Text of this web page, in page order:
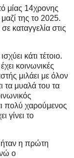
μίας 14χρονης
της το 2025.
καταγγελία στις
κάτι τέτοιο.
κοινωνικές
μιλάει με όλον
τα μυαλά του τα
πολύ χαρούμενος
γίνει το
η πρώτη
ο